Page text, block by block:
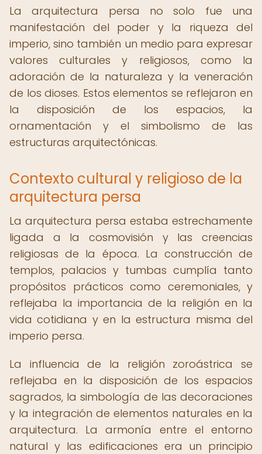
La arquitectura persa no solo fue una
manifestación del poder y la riqueza del
imperio, sino también un medio para expresar
valores culturales y religiosos, como la
adoración de la naturaleza y la veneración
de los dioses. Estos elementos se reflejaron en
la disposición de los espacios, la
ornamentación y el simbolismo de las
estructuras arquitectónicas.
Contexto cultural y religioso de la
arquitectura persa
La arquitectura persa estaba estrechamente
ligada a la cosmovisión y las creencias
religiosas de la época. La construcción de
templos, palacios y tumbas cumplía tanto
propósitos prácticos como ceremoniales, y
reflejaba la importancia de la religión en la
vida cotidiana y en la estructura misma del
imperio persa.
La influencia de la religión zoroástrica se
reflejaba en la disposición de los espacios
sagrados, la simbología de las decoraciones
y la integración de elementos naturales en la
arquitectura. La armonía entre el entorno
natural y las edificaciones era un principio